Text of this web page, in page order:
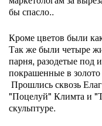
бы спасло..
Кроме цветов были
Так же были четыре
парня, разодетые под
покрашенные в
Прошлись сквозь
"Поцелуй" Климта и
скульптуре.